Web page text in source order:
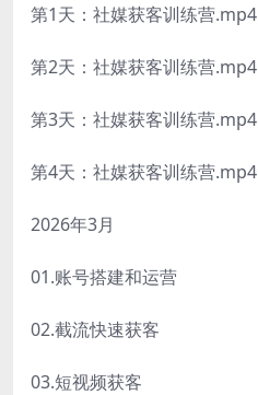
第1天：社媒获客训练营.mp4
第2天：社媒获客训练营.mp4
第3天：社媒获客训练营.mp4
第4天：社媒获客训练营.mp4
2026年3月
01.账号搭建和运营
02.截流快速获客
03.短视频获客